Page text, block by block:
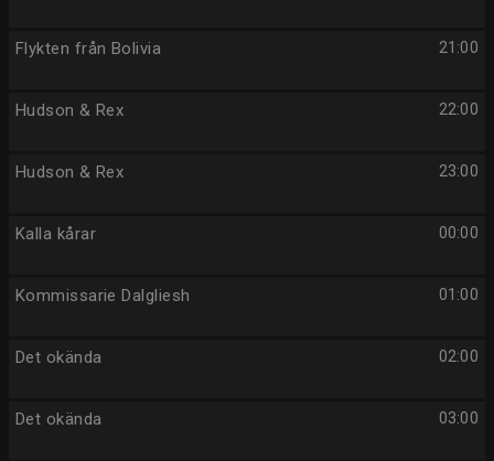
21:00
Flykten från Bolivia
22:00
Hudson & Rex
23:00
Hudson & Rex
00:00
Kalla kårar
01:00
Kommissarie Dalgliesh
02:00
Det okända
03:00
Det okända